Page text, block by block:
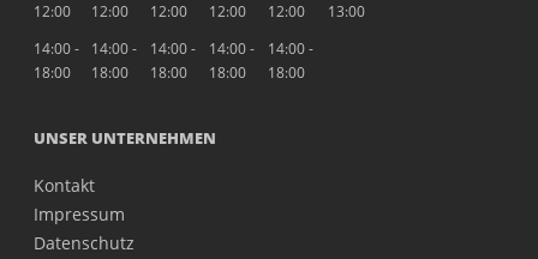
12:00
12:00
12:00
12:00
12:00
13:00
14:00 -
18:00
14:00 -
18:00
14:00 -
18:00
14:00 -
18:00
14:00 -
18:00
UNSER UNTERNEHMEN
Kontakt
Impressum
Datenschutz